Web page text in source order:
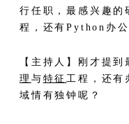
行任职，最感兴趣的
程，还有Python办公
【主持人】刚才提
理 与 特征工程，还有
域情有独钟呢？